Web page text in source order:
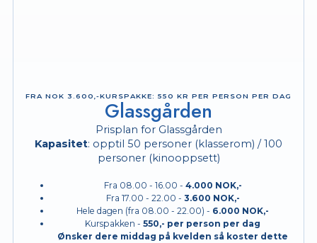
FRA NOK 3.600,-KURS­PAKKE: 550 KR PER PERSON PER DAG
Glassgården
Prisplan for Glassgården
Kapasitet: opptil 50 personer (klasserom) / 100
personer (kinooppsett)
Fra 08.00 - 16.00 - 4.000 NOK,-
Fra 17.00 - 22.00 - 3.600 NOK,-
Hele dagen (fra 08.00 - 22.00) - 6.000 NOK,-
Kurspakken - 550,- per person per dag
Ønsker dere middag på kvelden så koster dette